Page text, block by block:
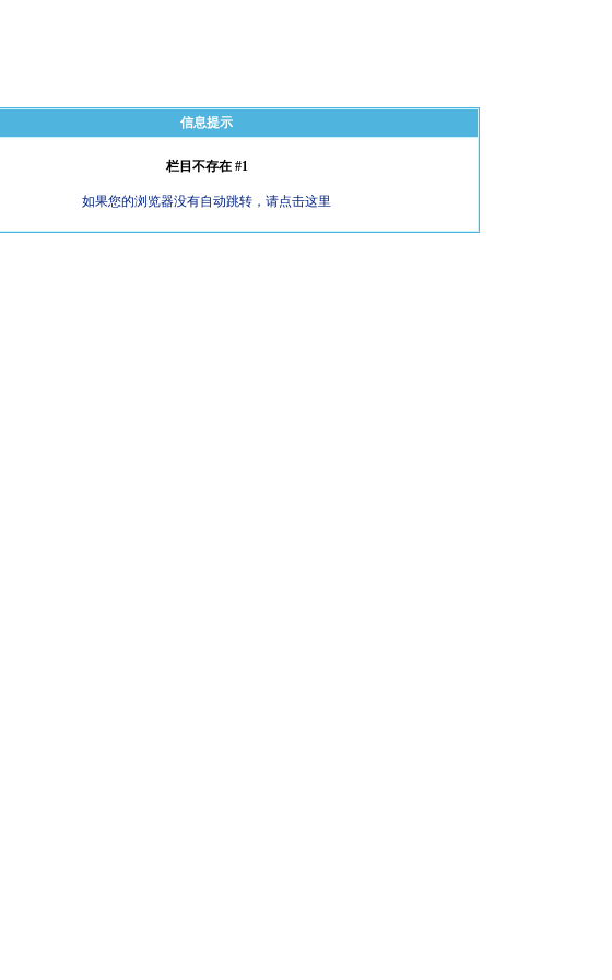
信息提示
栏目不存在 #1
如果您的浏览器没有自动跳转，请点击这里